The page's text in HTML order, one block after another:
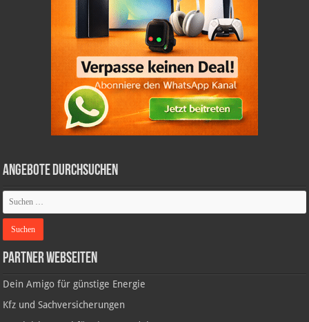
Angebote durchsuchen
Partner Webseiten
Dein Amigo für günstige Energie
Kfz und Sachversicherungen